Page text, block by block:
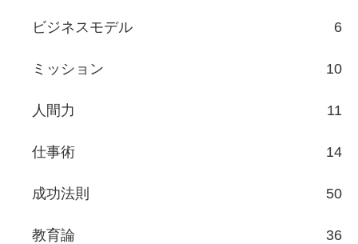
ビジネスモデル 6
ミッション 10
人間力 11
仕事術 14
成功法則 50
教育論 36